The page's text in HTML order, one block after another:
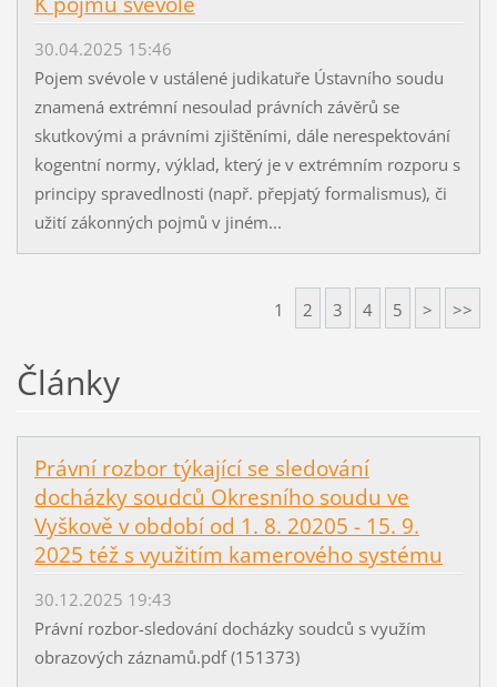
30.04.2025 15:46
Pojem svévole v ustálené judikatuře Ústavního soudu
znamená extrémní nesoulad právních závěrů se
skutkovými a právními zjištěními, dále nerespektování
kogentní normy, výklad, který je v extrémním rozporu s
principy spravedlnosti (např. přepjatý formalismus), či
užití zákonných pojmů v jiném...
1 2 3 4 5 > >>
Články
Právní rozbor týkající se sledování
docházky soudců Okresního soudu ve
Vyškově v období od 1. 8. 20205 - 15. 9.
2025 též s využitím kamerového systému
30.12.2025 19:43
Právní rozbor-sledování docházky soudců s využím
obrazových záznamů.pdf (151373)